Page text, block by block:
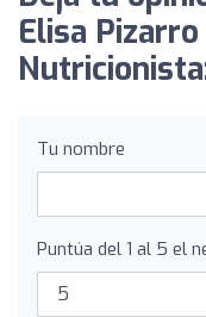
Elisa
Tu nombre
Puntúa del 1 al 5 el